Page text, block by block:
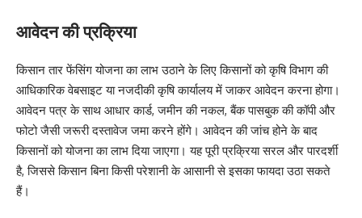
आवेदन की प्रक्रिया
किसान तार फेंसिंग योजना का लाभ उठाने के लिए किसानों को कृषि विभाग की
आधिकारिक वेबसाइट या नजदीकी कृषि कार्यालय में जाकर आवेदन करना होगा।
आवेदन पत्र के साथ आधार कार्ड, जमीन की नकल, बैंक पासबुक की कॉपी और
फोटो जैसी जरूरी दस्तावेज जमा करने होंगे। आवेदन की जांच होने के बाद
किसानों को योजना का लाभ दिया जाएगा। यह पूरी प्रक्रिया सरल और पारदर्शी
है, जिससे किसान बिना किसी परेशानी के आसानी से इसका फायदा उठा सकते
हैं।